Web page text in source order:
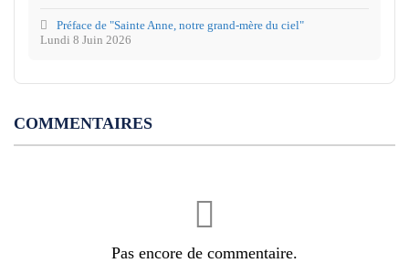
Lundi 8 Juin 2026
Préface de "Sainte Anne, notre grand-mère du ciel"
COMMENTAIRES
Pas encore de commentaire.